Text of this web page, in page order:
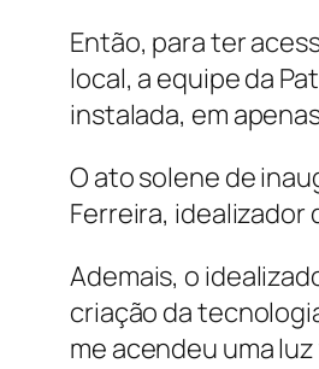
Então, para ter
local, a equipe da
instalada, em
O ato solene de
Ferreira, idealizador
Ademais, o
criação da
me acendeu uma